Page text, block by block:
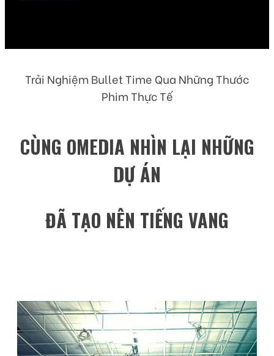
Trải Nghiệm Bullet Time Qua Những Thước
Phim Thực Tế
CÙNG OMEDIA NHÌN LẠI NHỮNG
DỰ ÁN
ĐÃ TẠO NÊN TIẾNG VANG